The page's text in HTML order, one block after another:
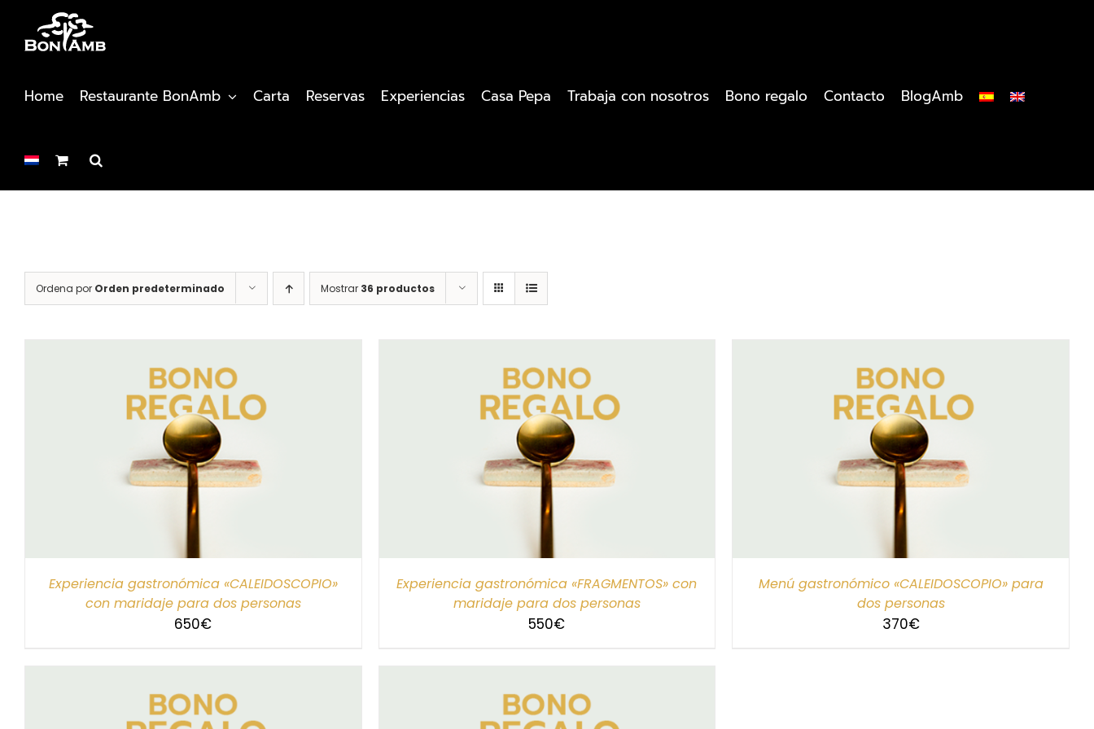
contenido
Home Restaurante BonAmb Carta Reservas Experiencias Casa Pepa Trabaja con nosotros Bono regalo Contacto BlogAmb
Ordena por Orden predeterminado Mostrar 36 productos
Experiencia gastronómica «CALEIDOSCOPIO»
con maridaje para dos personas
650€
SELECCIONAR IMPORTE
Experiencia gastronómica «FRAGMENTOS» con
maridaje para dos personas
550€
SELECCIONAR IMPORTE
Menú gastronómico «CALEIDOSCOPIO» para
dos personas
370€